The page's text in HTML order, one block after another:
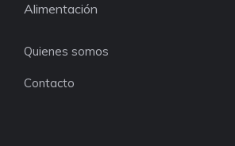
Alimentación
Quienes somos
Contacto